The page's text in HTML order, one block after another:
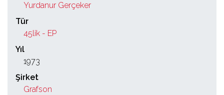
Yurdanur Gerçeker
Tür
45lik - EP
Yıl
1973
Şirket
Grafson